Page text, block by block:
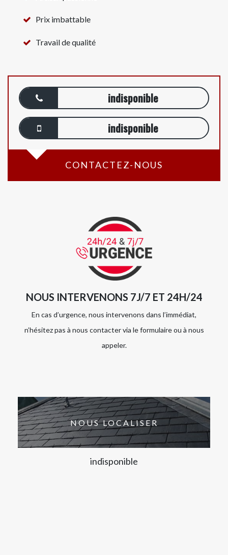
Prix imbattable
Travail de qualité
indisponible
indisponible
CONTACTEZ-NOUS
NOUS INTERVENONS 7J/7 ET 24H/24
En cas d’urgence, nous intervenons dans l’immédiat,
n’hésitez pas à nous contacter via le formulaire ou à nous
appeler.
NOUS LOCALISER
indisponible